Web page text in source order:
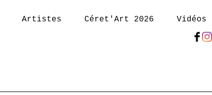
Artistes Céret'Art 2026 Vidéos